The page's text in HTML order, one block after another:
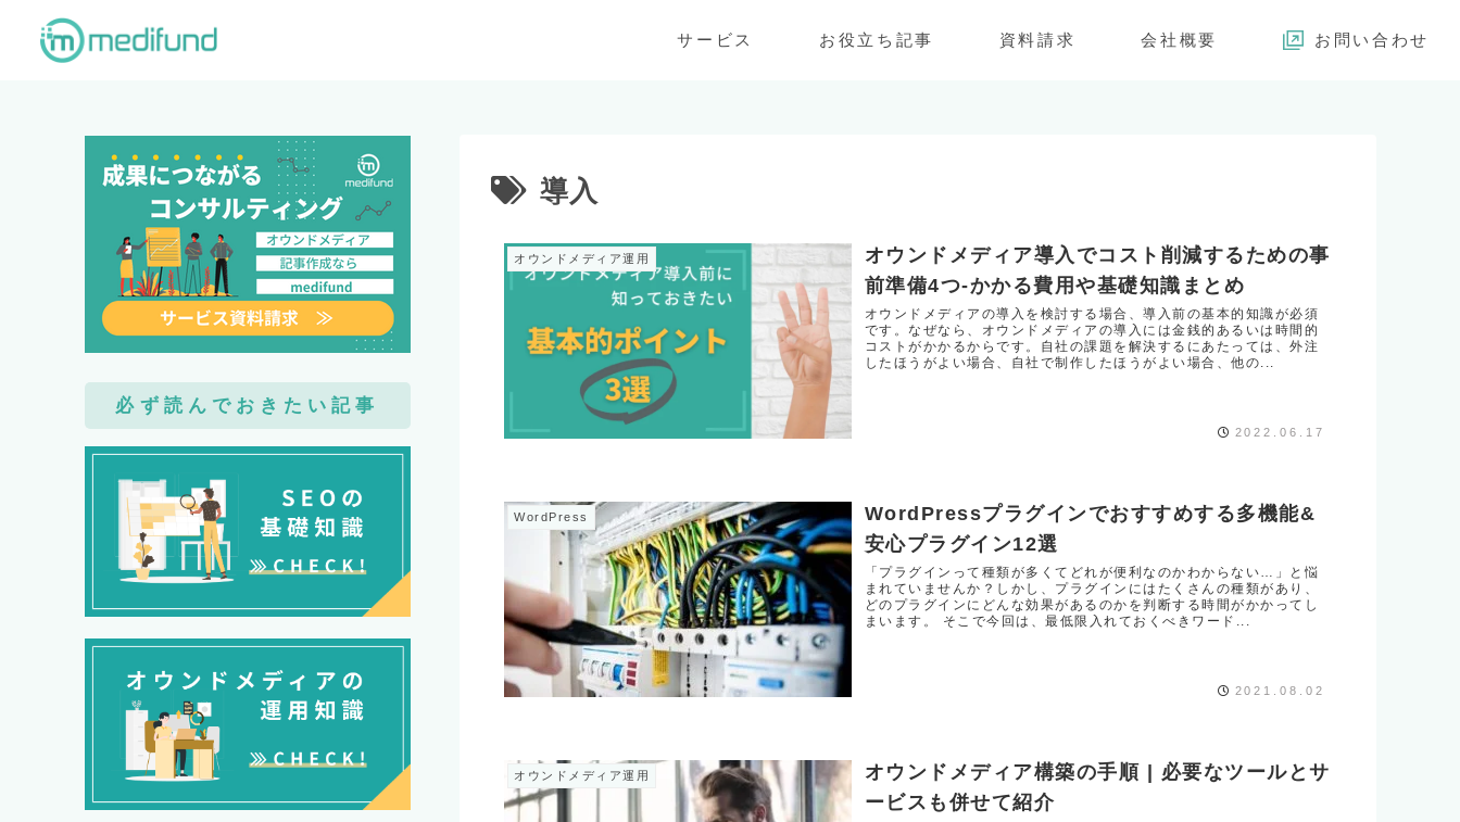
サービス お役立ち記事 資料請求 会社概要 お問い合わせ
導入
オウンドメディア運用
オウンドメディア導入でコスト削減するための事
前準備4つ-かかる費用や基礎知識まとめ
オウンドメディアの導入を検討する場合、導入前の基本的知識が必須
です。なぜなら、オウンドメディアの導入には金銭的あるいは時間的
コストがかかるからです。自社の課題を解決するにあたっては、外注
したほうがよい場合、自社で制作したほうがよい場合、他の...
2022.06.17
WordPress
WordPressプラグインでおすすめする多機能&
安心プラグイン12選
「プラグインって種類が多くてどれが便利なのかわからない…」と悩
まれていませんか？しかし、プラグインにはたくさんの種類があり、
どのプラグインにどんな効果があるのかを判断する時間がかかってし
まいます。 そこで今回は、最低限入れておくべきワード...
2021.08.02
オウンドメディア運用
オウンドメディア構築の手順 | 必要なツールとサ
ービスも併せて紹介
必ず読んでおきたい記事